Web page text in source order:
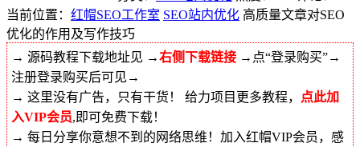
当前位置： 红帽SEO工作室 SEO站内优化 高质量文章对SEO
优化的作用及写作技巧
→ 源码教程下载地址见 →右侧下载链接 →点“登录购买”→
注册登录购买后可见→
→ 这里没有广告，只有干货！ 给力项目更多教程，
点此加
入VIP会员,即可免费下载！
→ 每日分享你意想不到的网络思维！加入红帽VIP会员，感